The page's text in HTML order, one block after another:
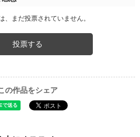
、まだ投票されていません。
投票する
の作品をシェア